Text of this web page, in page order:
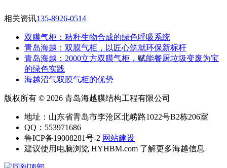
相关资讯135-8926-0514
双膜气柜：秸秆生物合成的绿色呼吸系统
青岛海越：双膜气柜，以匠心筑就环保新标杆
‌青岛海越：2000立方双膜气柜，赋能餐厨垃圾变废为宝
的绿色实践
海越沼气双膜气柜的优势
版权所有 © 2026 青岛海越膜结构工程有限公司
地址：山东省青岛市李沧区北崂路1022号B2栋206室
QQ：553971686
鲁ICP备19008281号-2 网站建设
建议使用电脑浏览 HYHBM.com 了解更多海越信息